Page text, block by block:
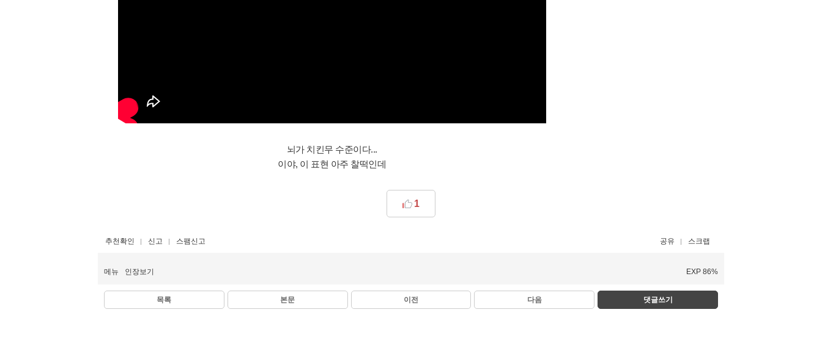
뇌가 치킨무 수준이다...
이야, 이 표현 아주 찰떡인데
1
추천확인 신고 스팸신고 공유 스크랩
메뉴 인장보기 EXP 86%
목록 본문 이전 다음 댓글쓰기